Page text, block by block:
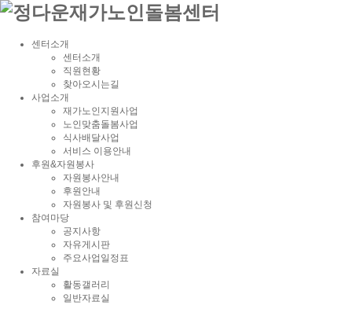
센터소개
센터소개
직원현황
찾아오시는길
사업소개
재가노인지원사업
노인맞춤돌봄사업
식사배달사업
서비스 이용안내
후원&자원봉사
자원봉사안내
후원안내
자원봉사 및 후원신청
참여마당
공지사항
자유게시판
주요사업일정표
자료실
활동갤러리
일반자료실